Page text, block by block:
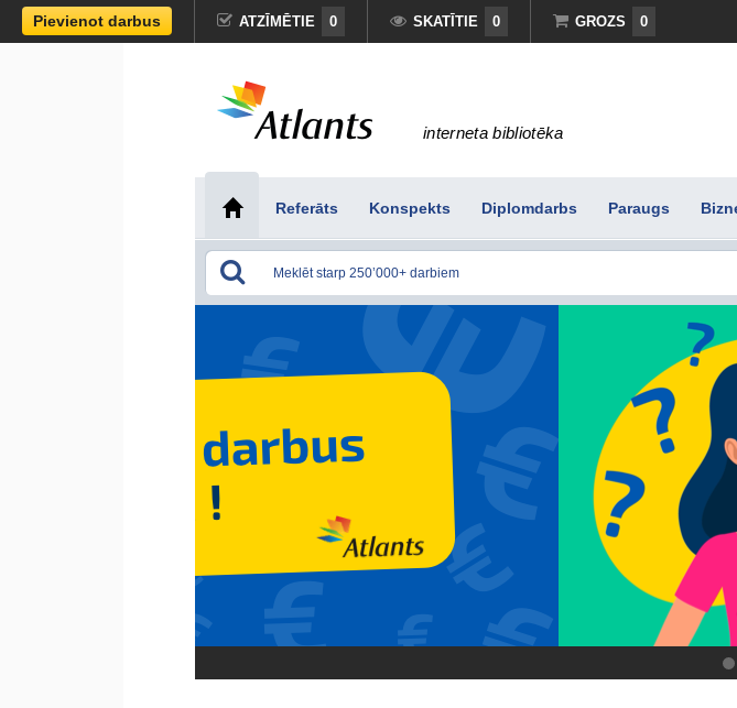
Pievienot darbus ATZĪMĒTIE 0 SKATĪTIE 0 GROZS 0
interneta bibliotēka
Referāts Konspekts Diplomdarbs Paraugs